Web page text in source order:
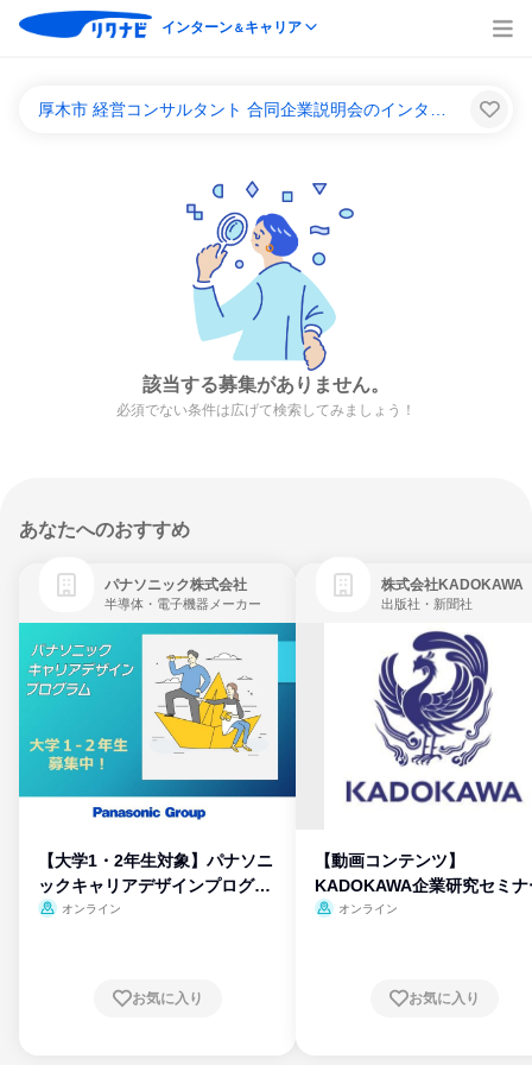
インターン＆キャリア
該当する募集がありません。
必須でない条件は広げて検索してみましょう！
あなたへのおすすめ
パナソニック株式会社
半導体・電子機器メーカー
【大学1・2年生対象】パナソニ
ックキャリアデザインプログラ
ム
オンライン
お気に入り
株式会社KADOKAWA
出版社・新聞社
【動画コンテンツ】
KADOKAWA企業研究セミナ
オンライン
お気に入り